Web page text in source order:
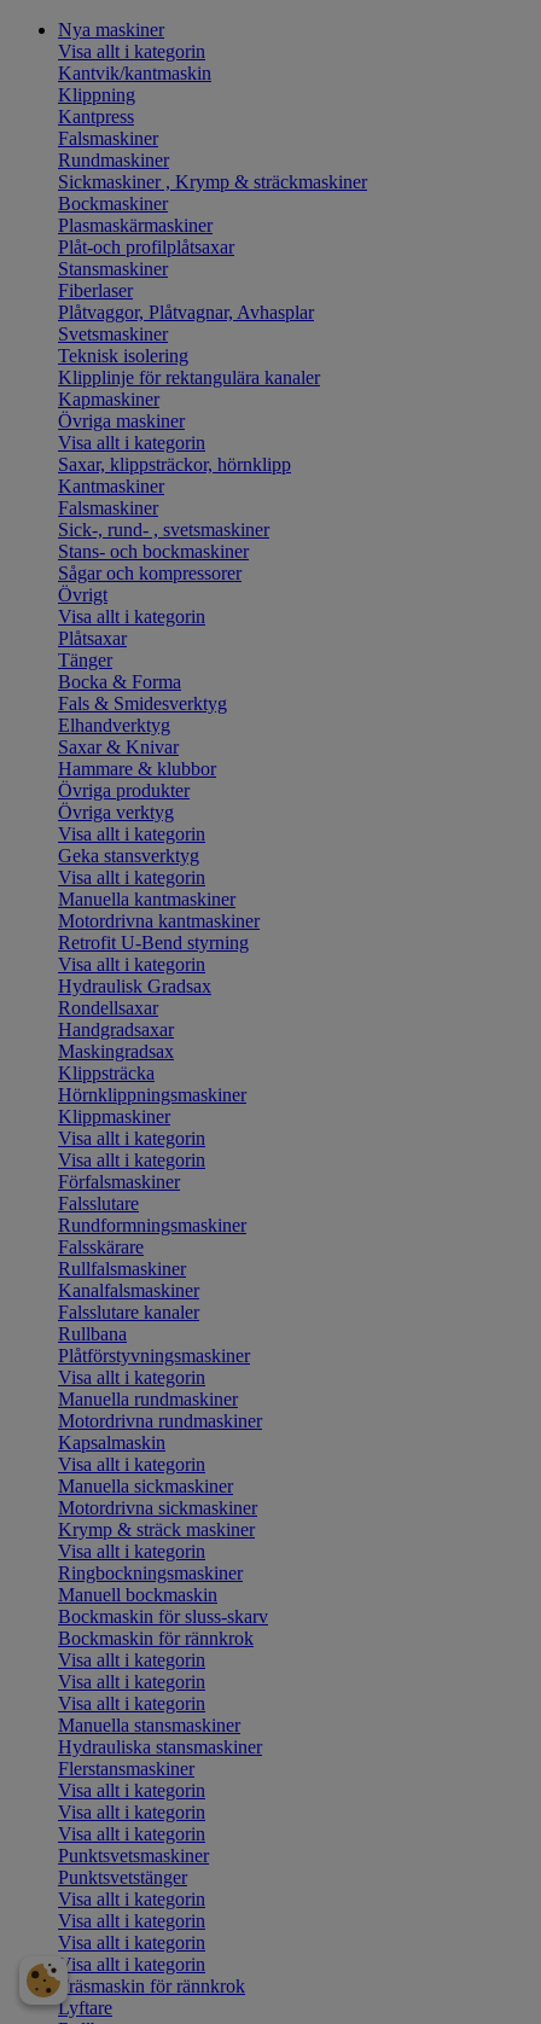
Nya maskiner
Visa allt i kategorin
Kantvik/kantmaskin
Klippning
Kantpress
Falsmaskiner
Rundmaskiner
Sickmaskiner , Krymp & sträckmaskiner
Bockmaskiner
Plasmaskärmaskiner
Plåt-och profilplåtsaxar
Stansmaskiner
Fiberlaser
Plåtvaggor, Plåtvagnar, Avhasplar
Svetsmaskiner
Teknisk isolering
Klipplinje för rektangulära kanaler
Kapmaskiner
Övriga maskiner
Visa allt i kategorin
Saxar, klippsträckor, hörnklipp
Kantmaskiner
Falsmaskiner
Sick-, rund- , svetsmaskiner
Stans- och bockmaskiner
Sågar och kompressorer
Övrigt
Visa allt i kategorin
Plåtsaxar
Tänger
Bocka & Forma
Fals & Smidesverktyg
Elhandverktyg
Saxar & Knivar
Hammare & klubbor
Övriga produkter
Övriga verktyg
Visa allt i kategorin
Geka stansverktyg
Visa allt i kategorin
Manuella kantmaskiner
Motordrivna kantmaskiner
Retrofit U-Bend styrning
Visa allt i kategorin
Hydraulisk Gradsax
Rondellsaxar
Handgradsaxar
Maskingradsax
Klippsträcka
Hörnklippningsmaskiner
Klippmaskiner
Visa allt i kategorin
Visa allt i kategorin
Förfalsmaskiner
Falsslutare
Rundformningsmaskiner
Falsskärare
Rullfalsmaskiner
Kanalfalsmaskiner
Falsslutare kanaler
Rullbana
Plåtförstyvningsmaskiner
Visa allt i kategorin
Manuella rundmaskiner
Motordrivna rundmaskiner
Kapsalmaskin
Visa allt i kategorin
Manuella sickmaskiner
Motordrivna sickmaskiner
Krymp & sträck maskiner
Visa allt i kategorin
Ringbockningsmaskiner
Manuell bockmaskin
Bockmaskin för sluss-skarv
Bockmaskin för rännkrok
Visa allt i kategorin
Visa allt i kategorin
Visa allt i kategorin
Manuella stansmaskiner
Hydrauliska stansmaskiner
Flerstansmaskiner
Visa allt i kategorin
Visa allt i kategorin
Visa allt i kategorin
Punktsvetsmaskiner
Punktsvetstänger
Visa allt i kategorin
Visa allt i kategorin
Visa allt i kategorin
Visa allt i kategorin
Fräsmaskin för rännkrok
Lyftare